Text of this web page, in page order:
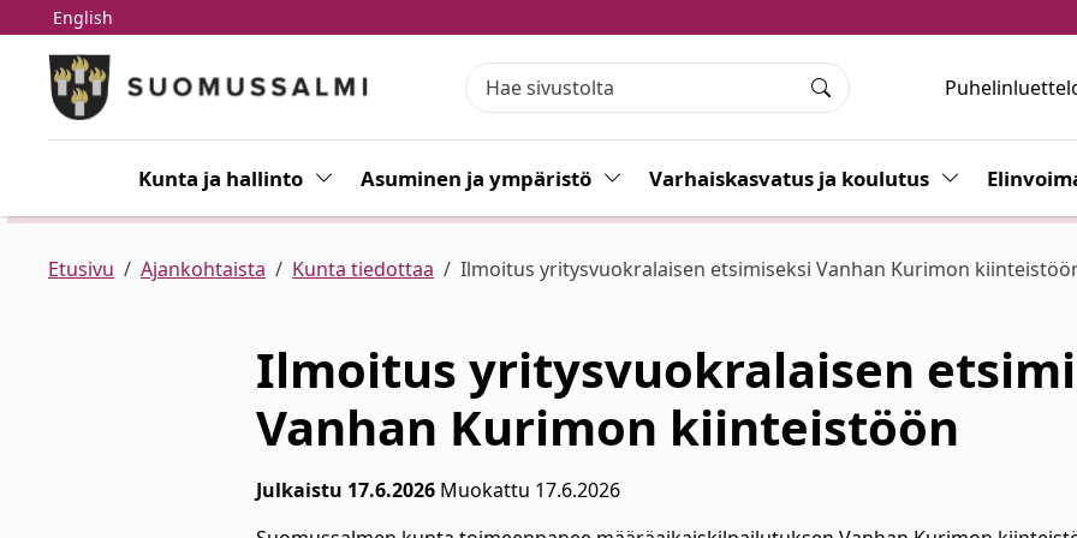
Siirry pääsisältöön
Siirry päävalikkoon
English
Haku
Kunta ja hallinto Vaihda alasvetovalikkoa
Asuminen ja ympäristö Vaihda alasvetovalikkoa
Varhaiskasvatus ja koulutus Vaihda
Etusivu Ajankohtaista Kunta tiedottaa Ilmoitus yritysvuokralaisen etsimiseksi Vanhan Kurimon
Ilmoitus yritysvuokralaisen
Vanhan Kurimon kiinteistöön
Julkaistu 17.6.2026 Muokattu 17.6.2026